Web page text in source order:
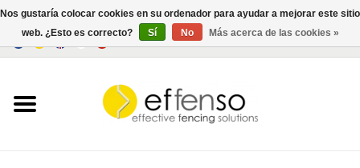
Nos gustaría colocar cookies en su ordenador para ayudar a mejorar este sitio
web. ¿Esto es correcto?
Sí No Más acerca de las cookies »